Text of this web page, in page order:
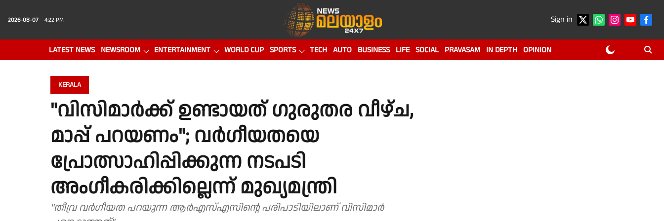
2026-08-07 4:22 PM Sign in
LATEST NEWS NEWSROOM ENTERTAINMENT WORLD CUP SPORTS TECH AUTO BUSINESS LIFE SOCIAL PRAVASAM IN DEPTH OPINION
KERALA
"വിസിമാർക്ക് ഉണ്ടായത് ഗുരുതര വീഴ്ച,
മാപ്പ് പറയണം"; വർഗീയതയെ
പ്രോത്സാഹിപ്പിക്കുന്ന നടപടി
അംഗീകരിക്കില്ലെന്ന് മുഖ്യമന്ത്രി
"തീവ്ര വർഗീയത പറയുന്ന ആർഎസ്എസിന്റെ പരിപാടിയിലാണ് വിസിമാർ